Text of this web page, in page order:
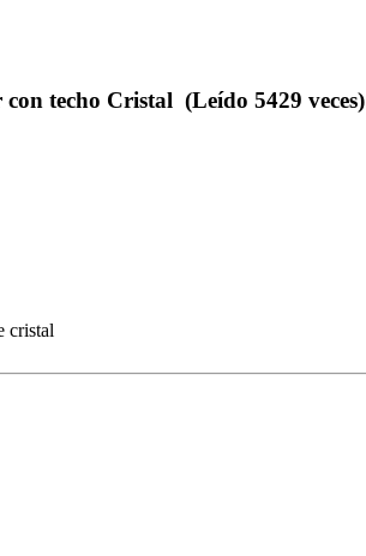
techo Cristal (Leído 5429 veces)
cristal